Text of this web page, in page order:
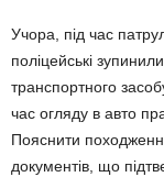
Учора, під час
поліцейські
транспортного
час огляду в авто
Пояснити
документів, що